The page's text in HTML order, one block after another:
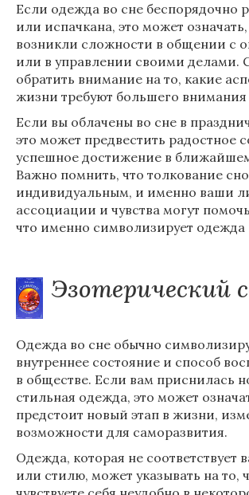
Если одежда во сне беспорядочно
или испачкана, это может означать,
возникли сложности в общении с
или в управлении своими делами.
обратить внимание на то, какие
жизни требуют большего
Если вы облачены во сне в
это может предвестить радостное
успешное достижение в
Важно помнить, что толкование
индивидуальным, и именно ваши
ассоциации и чувства могут
что именно символизирует одежда
Эзотерический
Одежда во сне обычно
внутреннее состояние и способ
в обществе. Если вам приснилась
стильная одежда, это может
предстоит новый этап в жизни,
возможности для саморазвития.
Одежда, которая не соответствует
или стилю, может указывать на то,